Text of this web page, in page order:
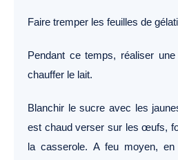
Faire tremper les feuilles de
Pendant ce temps, réaliser
chauffer le lait.
Blanchir le sucre avec les
est chaud verser sur les œufs,
la casserole. A feu moyen,